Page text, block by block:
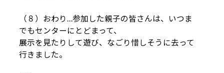
（８）おわり…参加した親子の皆さんは、いつま
でもセンターにとどまって、
展示を見たりして遊び、なごり惜しそうに去って
行きました。